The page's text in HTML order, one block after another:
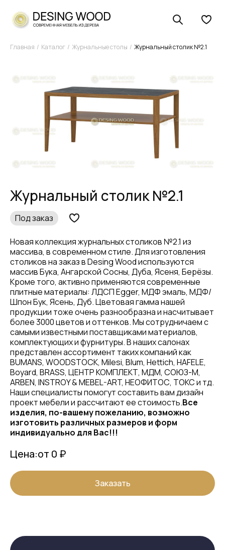
Главная Каталог Журнальные столы Журнальный столик №2.1
Журнальный столик №2.1
Под заказ
Новая коллекция журнальных столиков №2.1 из
массива, в современном стиле. Для изготовления
столиков на заказ в Desing Wood используются
массив Бука, Ангарской Сосны, Дуба, Ясеня, Берёзы.
Кроме того, активно применяются современные
плитные материалы: ЛДСП Egger, МДФ эмаль, МДФ/
Шпон Бук, Ясень, Дуб. Цветовая гамма нашей
продукции тоже очень разнообразна и насчитывает
более 3000 цветов и оттенков. Мы сотрудничаем с
самыми известными поставщиками материалов,
комплектующих и фурнитуры. В наших салонах
представлен ассортимент таких компаний как
BUMANS, WOODSTOCK, Milesi, Blum, Hettich, HAFELE,
Boyard, BRASS, ЦЕНТР КОМПЛЕКТ, МДМ, СОЮЗ-М,
ARBEN, INSTROY & MEBEL-ART, НЕОФИТОС, ТОКС и тд.
Наши специалисты помогут составить вам дизайн
проект мебели и рассчитают ее стоимость.Все
изделия, по-вашему пожеланию, возможно
изготовить различных размеров и форм
индивидуально для Вас!!!
Цена:от 0 ₽
Заказать